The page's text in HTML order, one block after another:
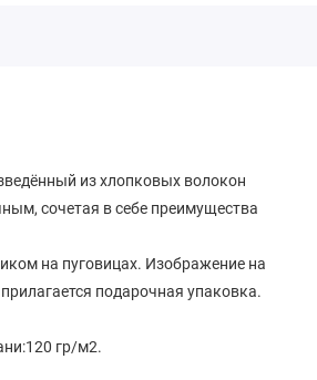
из хлопковых волокон
сочетая в себе преимущества
на пуговицах. Изображение на
подарочная упаковка.
гр/м2.